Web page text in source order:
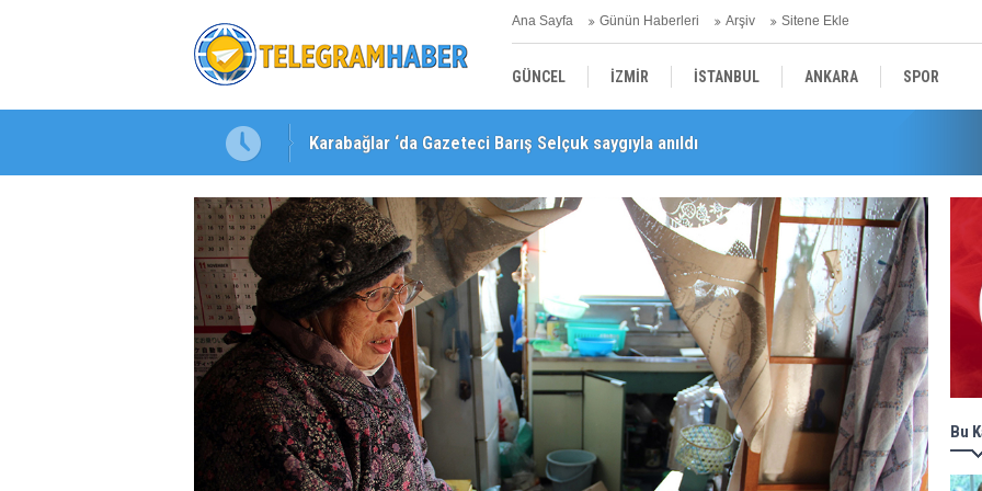
Ana Sayfa Günün Haberleri Arşiv Sitene Ekle
GÜNCEL İZMİR İSTANBUL ANKARA SPOR
YEREL SAĞLIK
Karabağlar ‘da Gazeteci Barış Selçuk saygıyla anıldı
Bu